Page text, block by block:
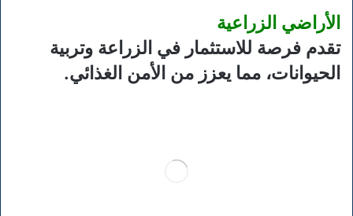
الأراضي الزراعية
تقدم فرصة للاستثمار في الزراعة وتربية
الحيوانات، مما يعزز من الأمن الغذائي.